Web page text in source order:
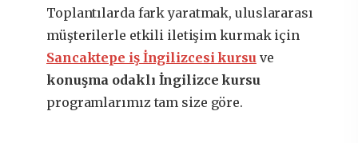
Toplantılarda fark yaratmak, uluslararası
müşterilerle etkili iletişim kurmak için
Sancaktepe iş İngilizcesi kursu ve
konuşma odaklı İngilizce kursu
programlarımız tam size göre.